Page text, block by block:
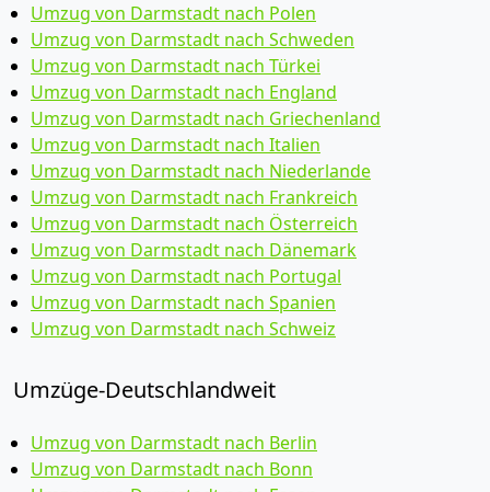
Umzug von Darmstadt nach Polen
Umzug von Darmstadt nach Schweden
Umzug von Darmstadt nach Türkei
Umzug von Darmstadt nach England
Umzug von Darmstadt nach Griechenland
Umzug von Darmstadt nach Italien
Umzug von Darmstadt nach Niederlande
Umzug von Darmstadt nach Frankreich
Umzug von Darmstadt nach Österreich
Umzug von Darmstadt nach Dänemark
Umzug von Darmstadt nach Portugal
Umzug von Darmstadt nach Spanien
Umzug von Darmstadt nach Schweiz
Umzüge-Deutschlandweit
Umzug von Darmstadt nach Berlin
Umzug von Darmstadt nach Bonn